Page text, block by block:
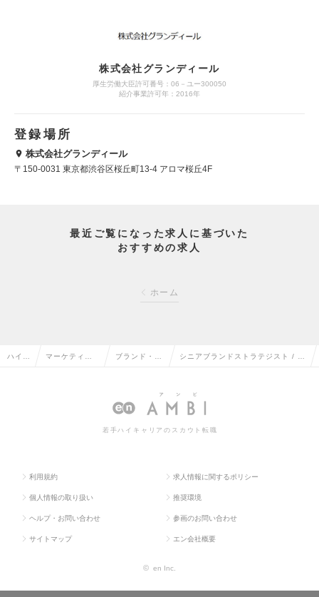
株式会社グランディール
厚生労働大臣許可番号：06－ユー300050
紹介事業許可年：2016年
登録場所
株式会社グランディール
〒150-0031 東京都渋谷区桜丘町13-4 アロマ桜丘4F
最近ご覧になった求人に基づいた
おすすめの求人
ホーム
ハイク マーケティン ブランド・プ
ージャーの転
シニアブランドストラテジスト / コ
ィレクター（Mgrクラス）の求人情
若手ハイキャリアのスカウト転職
利用規約 求人情報に関するポリシー
個人情報の取り扱い 推奨環境
ヘルプ・お問い合わせ 参画のお問い合わせ
サイトマップ エン会社概要
© en Inc.